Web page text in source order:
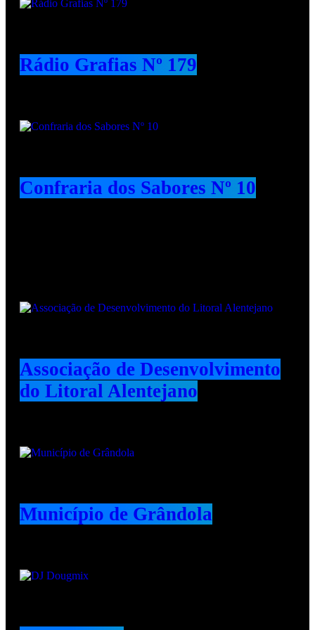
Rádio Grafias Nº 179
Confraria dos Sabores Nº 10
Associação de Desenvolvimento
do Litoral Alentejano
Município de Grândola